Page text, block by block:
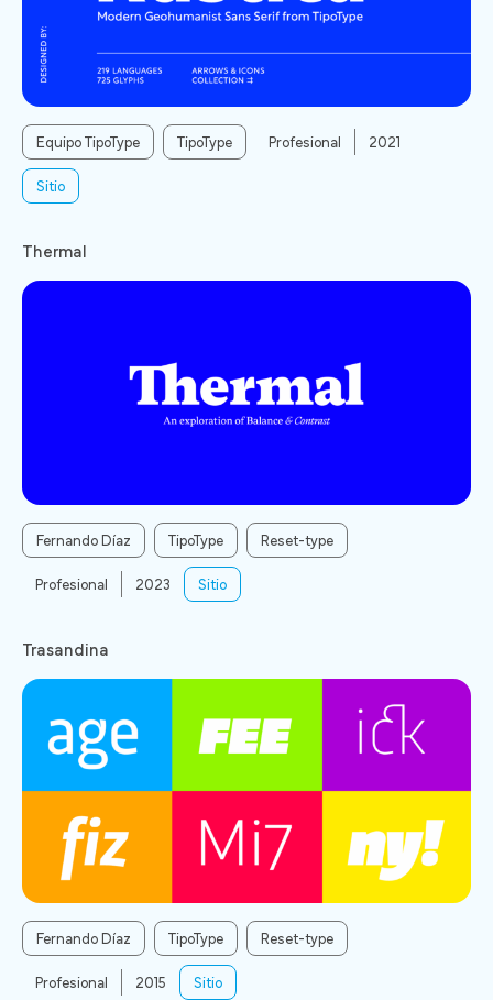
Profesional
2021
Sitio
Equipo TipoType TipoType
Thermal
Profesional 2023 Sitio
Fernando Díaz TipoType Reset-type
Trasandina
Profesional 2015 Sitio
Fernando Díaz TipoType Reset-type